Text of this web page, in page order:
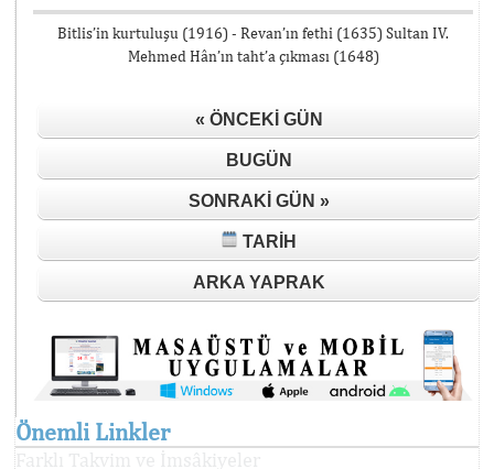
Bitlis’in kurtuluşu (1916) - Revan’ın fethi (1635) Sultan IV.
Mehmed Hân’ın taht’a çıkması (1648)
« ÖNCEKI GÜN
BUGÜN
SONRAKI GÜN »
TARIH
ARKA YAPRAK
Önemli Linkler